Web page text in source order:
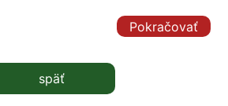
Pokračovať
späť